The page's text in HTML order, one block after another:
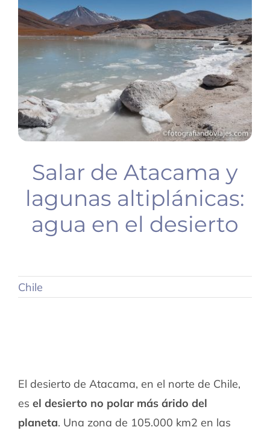
BUCEO
PLANIFICA TU VIAJE
Salar de Atacama y
lagunas altiplánicas:
agua en el desierto
Chile
El desierto de Atacama, en el norte de Chile,
es el desierto no polar más árido del
planeta. Una zona de 105.000 km2 en las